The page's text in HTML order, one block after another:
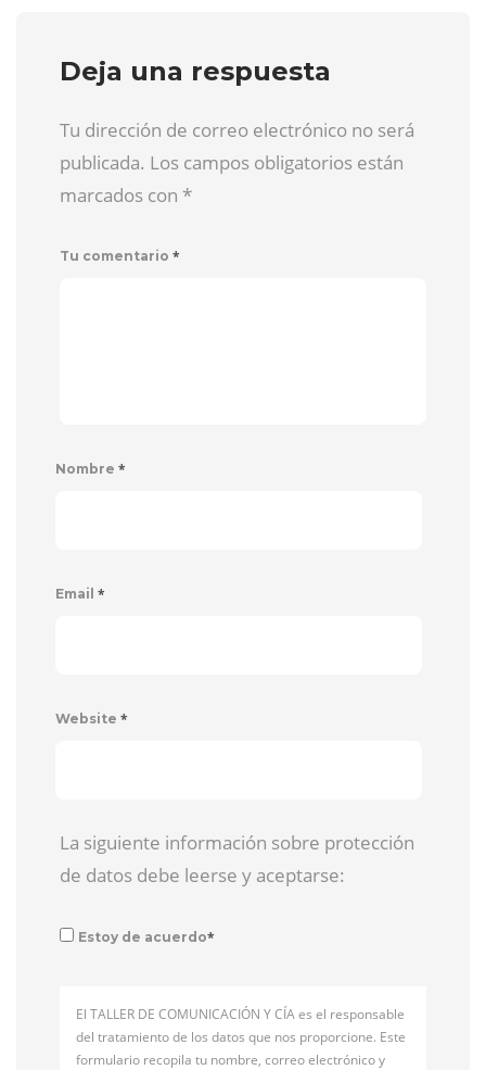
Deja una respuesta
Tu dirección de correo electrónico no será
publicada. Los campos obligatorios están
marcados con *
Tu comentario *
Nombre *
Email *
Website *
La siguiente información sobre protección
de datos debe leerse y aceptarse:
Estoy de acuerdo*
El TALLER DE COMUNICACIÓN Y CÍA es el responsable
del tratamiento de los datos que nos proporcione. Este
formulario recopila tu nombre, correo electrónico y